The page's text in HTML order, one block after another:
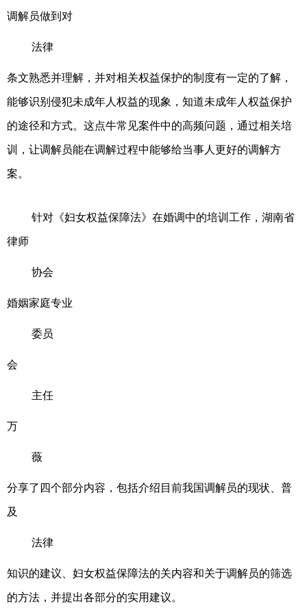
调解员做到对
法律
条文熟悉并理解，并对相关权益保护的制度有一定的了解，
能够识别侵犯未成年人权益的现象，知道未成年人权益保护
的途径和方式。这点牛常见案件中的高频问题，通过相关培
训，让调解员能在调解过程中能够给当事人更好的调解方
案。
针对《妇女权益保障法》在婚调中的培训工作，湖南省
律师
协会
婚姻家庭专业
委员
会
主任
万
薇
分享了四个部分内容，包括介绍目前我国调解员的现状、普
及
法律
知识的建议、妇女权益保障法的关内容和关于调解员的筛选
的方法，并提出各部分的实用建议。